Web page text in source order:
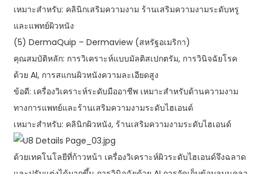
เหมาะสำหรับ: คลินิกเสริมความงาม ร้านเสริมความงามระดับหรู
และแพทย์ผิวหนัง
(5) DermaQuip – Dermaview (สหรัฐอเมริกา)
คุณสมบัติหลัก: การวิเคราะห์แบบมัลติสเปกตรัม, การวินิจฉัยโรค
ด้วย AI, การสแกนผิวหนังความละเอียดสูง
ข้อดี: เครื่องวิเคราะห์ระดับมืออาชีพ เหมาะสำหรับด้านความงาม
ทางการแพทย์และร้านเสริมความงามระดับไฮเอนด์
เหมาะสำหรับ: คลินิกผิวหนัง, ร้านเสริมความงามระดับไฮเอนด์
ด้วยเทคโนโลยีที่ก้าวหน้า เครื่องวิเคราะห์ผิวระดับไฮเอนด์จึงฉลาด